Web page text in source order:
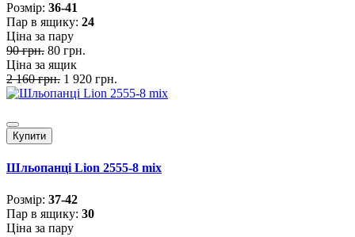
Розмiр: 36-41
Пар в ящику: 24
Ціна за пару
90 грн. 80 грн.
Ціна за ящик
2 160 грн. 1 920 грн.
Купити
Шльопанці Lion 2555-8 mix
Розмiр: 37-42
Пар в ящику: 30
Ціна за пару